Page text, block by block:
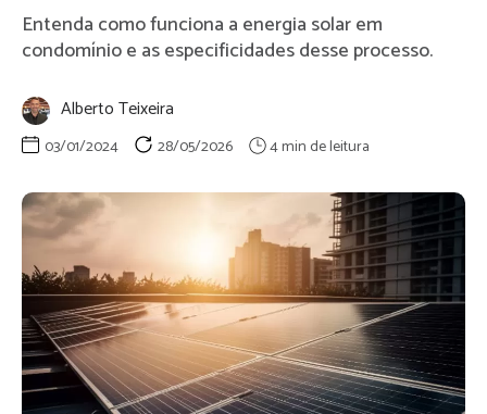
Entenda como funciona a energia solar em
condomínio e as especificidades desse processo.
Alberto Teixeira
03/01/2024 28/05/2026